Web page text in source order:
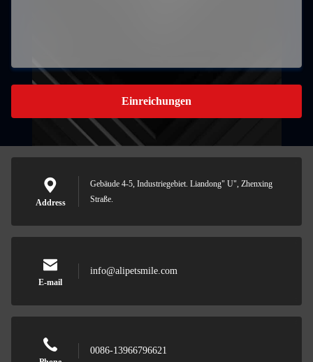
Einreichungen
Address
Gebäude 4-5, Industriegebiet. Liandong" U", Zhenxing
Straße.
E-mail
info@alipetsmile.com
0086-13966796621